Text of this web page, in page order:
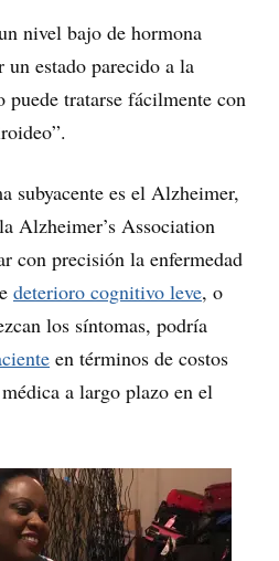
nivel bajo de hormona
estado parecido a la
puede tratarse fácilmente con
subyacente es el Alzheimer,
Alzheimer’s Association
con precisión la enfermedad
deterioro cognitivo leve, o
los síntomas, podría
en términos de costos
a largo plazo en el